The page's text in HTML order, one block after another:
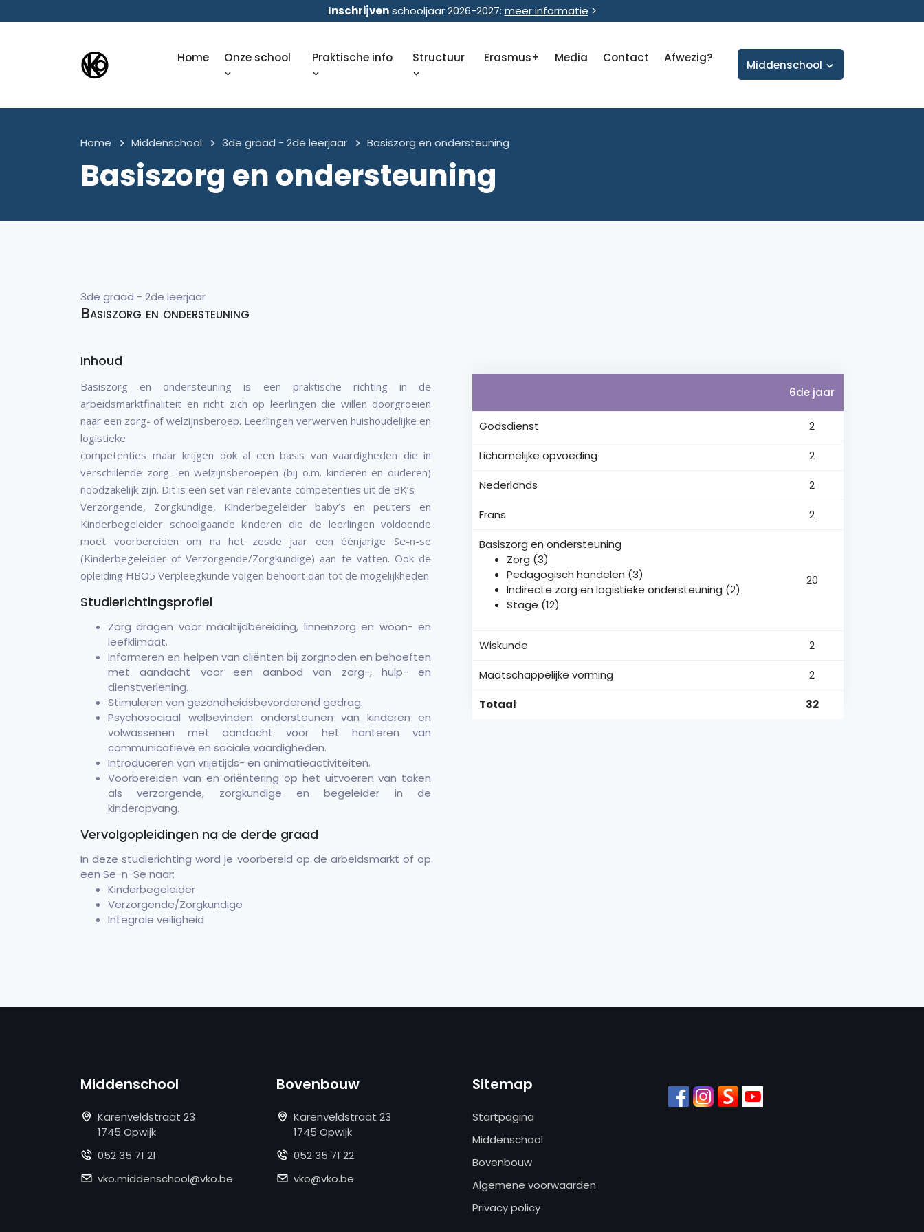
Inschrijvenschooljaar 2026-2027: meer informatie >
Home Onze school Praktische info Structuur Erasmus+ Media Contact Afwezig?
Middenschool
Home Middenschool 3de graad - 2de leerjaar Basiszorg en ondersteuning
Basiszorg en ondersteuning
3de graad - 2de leerjaar
Basiszorg en ondersteuning
Inhoud
Basiszorg en ondersteuning is een praktische richting in de
arbeidsmarktfinaliteit en richt zich op leerlingen die willen doorgroeien
naar een zorg- of welzijnsberoep. Leerlingen verwerven huishoudelijke en
logistieke
competenties maar krijgen ook al een basis van vaardigheden die in
verschillende zorg- en welzijnsberoepen (bij o.m. kinderen en ouderen)
noodzakelijk zijn. Dit is een set van relevante competenties uit de BK’s
Verzorgende, Zorgkundige, Kinderbegeleider baby’s en peuters en
Kinderbegeleider schoolgaande kinderen die de leerlingen voldoende
moet voorbereiden om na het zesde jaar een éénjarige Se-n-se
(Kinderbegeleider of Verzorgende/Zorgkundige) aan te vatten. Ook de
opleiding HBO5 Verpleegkunde volgen behoort dan tot de mogelijkheden
Studierichtingsprofiel
Zorg dragen voor maaltijdbereiding, linnenzorg en woon- en
leefklimaat.
Informeren en helpen van cliënten bij zorgnoden en behoeften
met aandacht voor een aanbod van zorg-, hulp- en
dienstverlening.
Stimuleren van gezondheidsbevorderend gedrag.
Psychosociaal welbevinden ondersteunen van kinderen en
volwassenen met aandacht voor het hanteren van
communicatieve en sociale vaardigheden.
Introduceren van vrijetijds- en animatieactiviteiten.
Voorbereiden van en oriëntering op het uitvoeren van taken
als verzorgende, zorgkundige en begeleider in de
kinderopvang.
Vervolgopleidingen na de derde graad
In deze studierichting word je voorbereid op de arbeidsmarkt of op
een Se-n-Se naar:
Kinderbegeleider
Verzorgende/Zorgkundige
Integrale veiligheid
6de jaar
Godsdienst 2
Lichamelijke opvoeding 2
Nederlands 2
Frans 2
Basiszorg en ondersteuning
Zorg (3)
Pedagogisch handelen (3)
Indirecte zorg en logistieke ondersteuning (2)
Stage (12)
20
Wiskunde 2
Maatschappelijke vorming 2
Totaal 32
Middenschool
Karenveldstraat 23
1745 Opwijk
052 35 71 21
vko.middenschool@vko.be
Bovenbouw
Karenveldstraat 23
1745 Opwijk
052 35 71 22
vko@vko.be
Sitemap
Startpagina
Middenschool
Bovenbouw
Algemene voorwaarden
Privacy policy